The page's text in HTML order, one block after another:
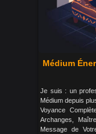
Médium
Je suis : un
Médium depuis
Voyance
Archanges,
Message de